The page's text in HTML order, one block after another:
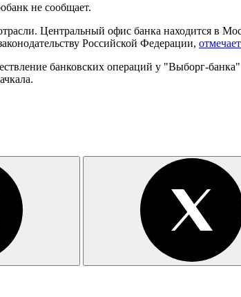
не сообщает.
Центральный офис банка находится в
Российской Федерации,
банковских операций у "Выборг-